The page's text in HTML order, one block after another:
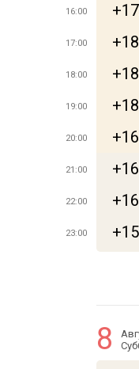
16:00
17:00
18:00
19:00
20:00
21:00
22:00
23:00
8